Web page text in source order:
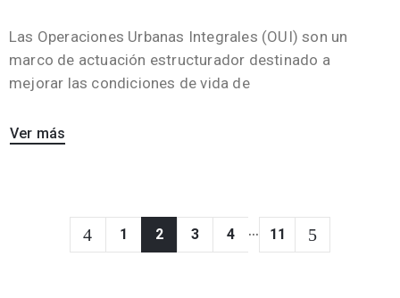
Las Operaciones Urbanas Integrales (OUI) son un
marco de actuación estructurador destinado a
mejorar las condiciones de vida de
Ver más
1 2 3 4 ... 11